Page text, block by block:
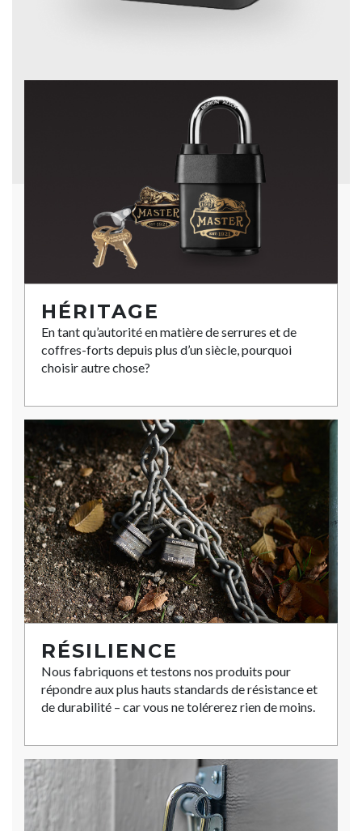
HÉRITAGE
En tant qu’autorité en matière de serrures et de
coffres-forts depuis plus d’un siècle, pourquoi
choisir autre chose?
RÉSILIENCE
Nous fabriquons et testons nos produits pour
répondre aux plus hauts standards de résistance et
de durabilité – car vous ne tolérerez rien de moins.